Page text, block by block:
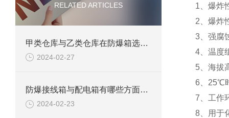
RELATED ARTICLES
甲类仓库与乙类仓库在防爆箱选择方面有什么区别
2024-02-27
防爆接线箱与配电箱有哪些方面区别
2024-02-23
1、爆炸
2、爆炸
3、强腐
4、温度
5、海拔
6、25℃
7、工作
8、用于